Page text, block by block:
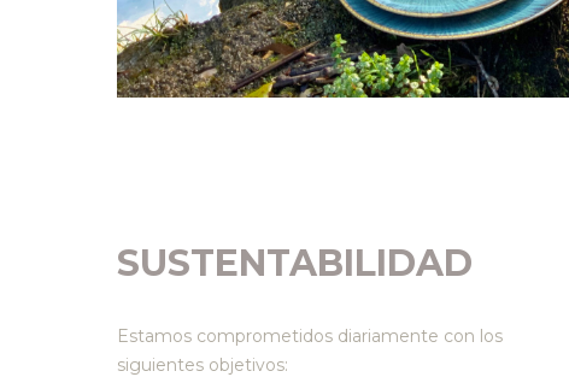
SUSTENTABILIDAD
Estamos comprometidos diariamente con los
siguientes objetivos: